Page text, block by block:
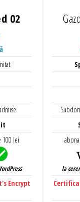
02
100 lei
Encrypt
la